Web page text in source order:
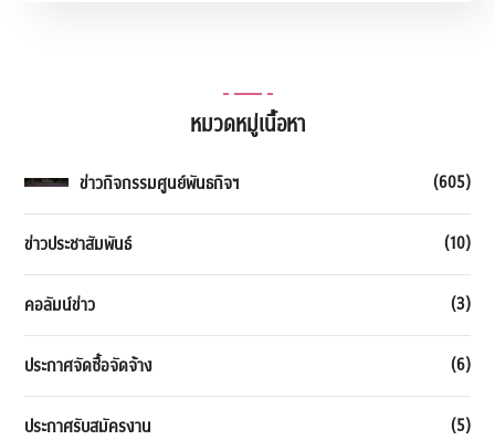
หมวดหมู่เนื้อหา
ข่าวกิจกรรมศูนย์พันธกิจฯ (605)
ข่าวประชาสัมพันธ์ (10)
คอลัมน์ข่าว (3)
ประกาศจัดซื้อจัดจ้าง (6)
ประกาศรับสมัครงาน (5)